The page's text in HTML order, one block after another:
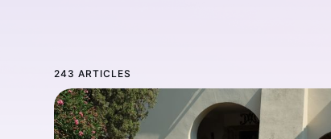
243 ARTICLES